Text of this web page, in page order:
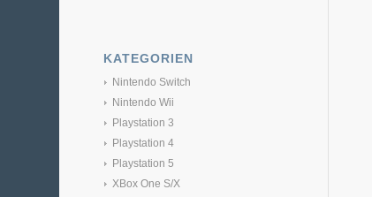
KATEGORIEN
Nintendo Switch
Nintendo Wii
Playstation 3
Playstation 4
Playstation 5
XBox One S/X